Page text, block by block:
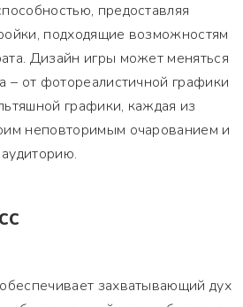
предоставляя
подходящие возможностям
Дизайн игры может меняться
– от фотореалистичной графики
графики, каждая из
неповторимым очарованием и
захватывающий дух